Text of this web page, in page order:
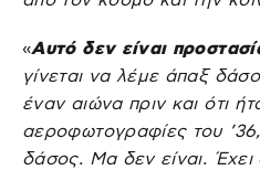
«Αυτό δεν είναι
γίνεται να λέμε άπαξ
έναν αιώνα πριν και ότι
αεροφωτογραφίες του
δάσος. Μα δεν είναι. Έχει